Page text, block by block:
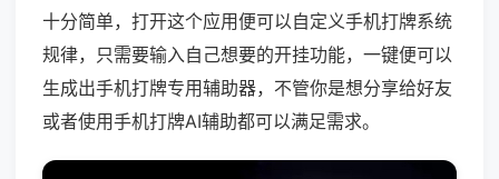
十分简单，打开这个应用便可以自定义手机打牌系统
规律，只需要输入自己想要的开挂功能，一键便可以
生成出手机打牌专用辅助器，不管你是想分享给好友
或者使用手机打牌AI辅助都可以满足需求。